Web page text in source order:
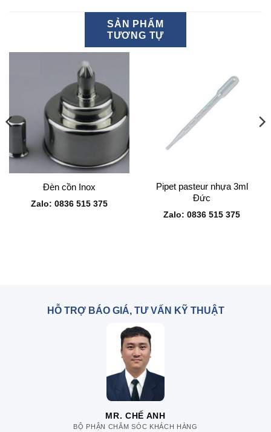
SẢN PHẨM
TƯƠNG TỰ
Đèn cồn Inox
Zalo: 0836 515 375
Pipet pasteur nhựa 3ml
Đức
Zalo: 0836 515 375
HỖ TRỢ BÁO GIÁ, TƯ VẤN KỸ THUẬT
MR. CHẾ ANH
BỘ PHẬN CHĂM SÓC KHÁCH HÀNG